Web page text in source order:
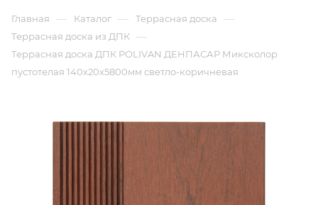
Главная — Каталог — Террасная доска —
Террасная доска из ДПК —
Террасная доска ДПК POLIVAN ДЕНПАСАР Миксколор
пустотелая 140х20х5800мм светло-коричневая